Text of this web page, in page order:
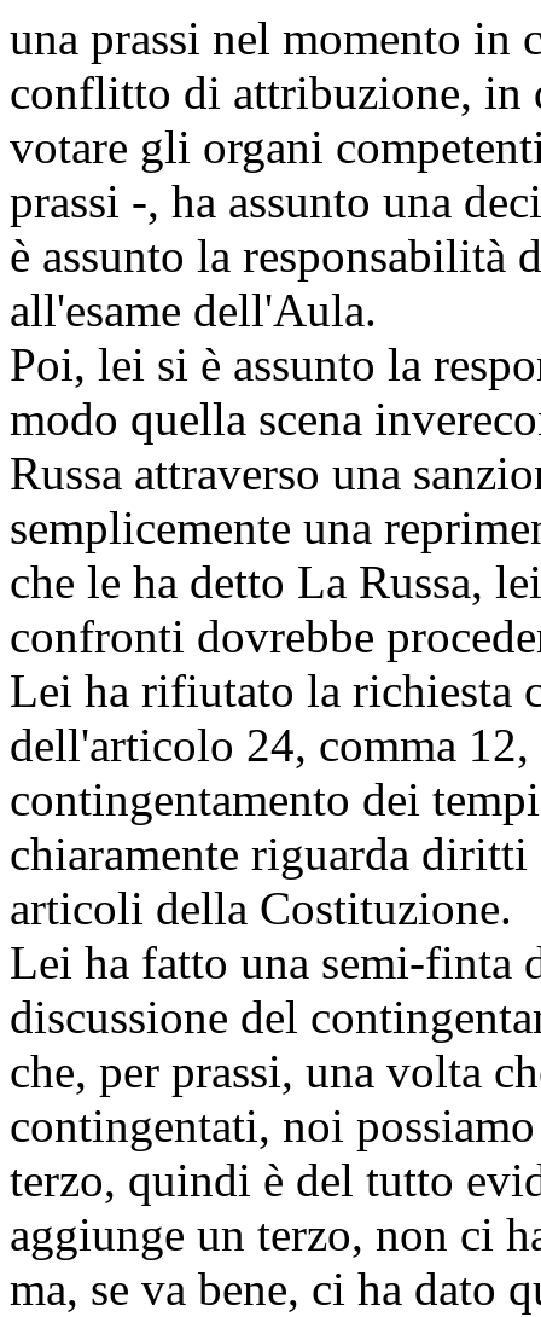
una prassi nel momento in
conflitto di attribuzione, in
votare gli organi
prassi -, ha assunto una
è assunto la responsabilità
all'esame dell'Aula.
Poi, lei si è assunto la
modo quella scena
Russa attraverso una
semplicemente una
che le ha detto La Russa,
confronti dovrebbe
Lei ha rifiutato la richiesta
dell'articolo 24, comma
contingentamento dei
chiaramente riguarda
articoli della Costituzione.
Lei ha fatto una semi-finta
discussione del
che, per prassi, una volta
contingentati, noi
terzo, quindi è del tutto
aggiunge un terzo, non ci
ma, se va bene, ci ha dato